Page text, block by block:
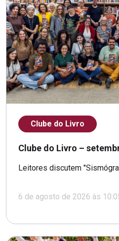
Clube do Livro
Clube do Livro –
Leitores discutem
6 de agosto de 2026 às